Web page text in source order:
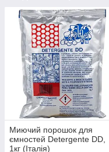
Миючий порошок для
ємностей Detergente DD,
1кг (Італія)